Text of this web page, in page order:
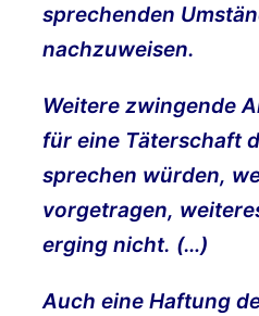
sprechenden
nachzuweisen.
Weitere zwingende
für eine Täterschaft
sprechen würden,
vorgetragen,
erging nicht. (…)
Auch eine Haftung